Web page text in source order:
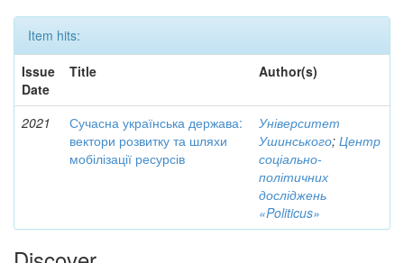
Item hits:
Issue
Date
Title Author(s)
2021
Сучасна українська держава:
вектори розвитку та шляхи
мобілізації ресурсів
Університет
Ушинського; Центр
соціально-
політичних
досліджень
«Politicus»